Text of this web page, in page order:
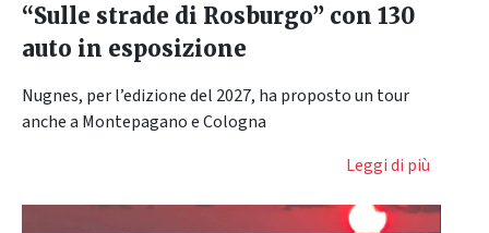
“Sulle strade di Rosburgo” con 130
auto in esposizione
Nugnes, per l’edizione del 2027, ha proposto un tour
anche a Montepagano e Cologna
Leggi di più